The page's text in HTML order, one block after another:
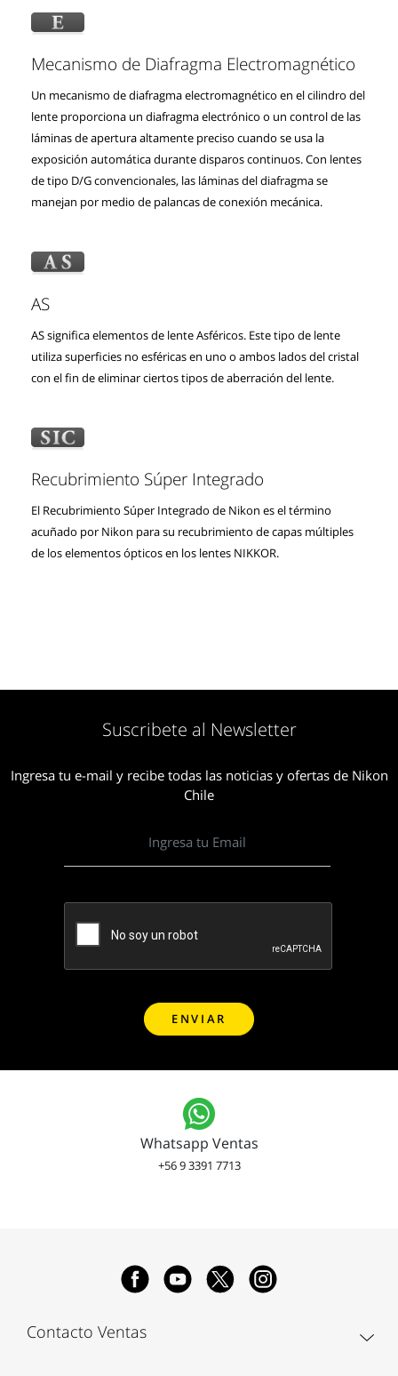
Mecanismo de Diafragma Electromagnético
Un mecanismo de diafragma electromagnético en el cilindro del
lente proporciona un diafragma electrónico o un control de las
láminas de apertura altamente preciso cuando se usa la
exposición automática durante disparos continuos. Con lentes
de tipo D/G convencionales, las láminas del diafragma se
manejan por medio de palancas de conexión mecánica.
AS
AS significa elementos de lente Asféricos. Este tipo de lente
utiliza superficies no esféricas en uno o ambos lados del cristal
con el fin de eliminar ciertos tipos de aberración del lente.
Recubrimiento Súper Integrado
El Recubrimiento Súper Integrado de Nikon es el término
acuñado por Nikon para su recubrimiento de capas múltiples
de los elementos ópticos en los lentes NIKKOR.
Suscribete al Newsletter
Ingresa tu e-mail y recibe todas las noticias y ofertas de Nikon
Chile
Whatsapp Ventas
+56 9 3391 7713
Contacto Ventas